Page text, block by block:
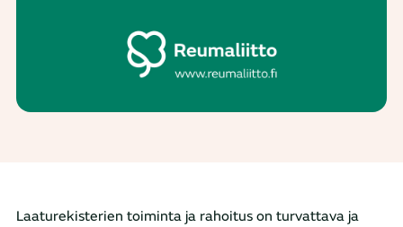
Laaturekisterien toiminta ja rahoitus on turvattava ja